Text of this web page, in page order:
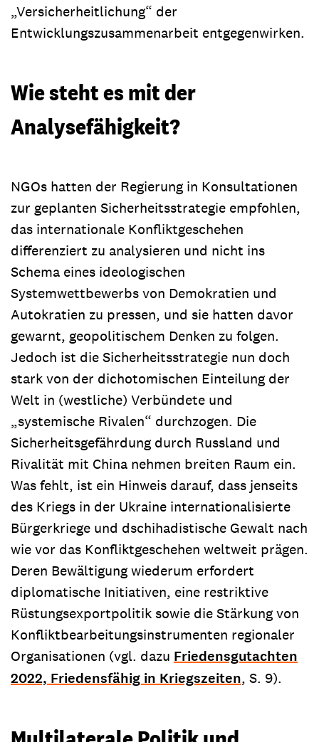
„Versicherheitlichung“ der
Entwicklungszusammenarbeit entgegenwirken.
Wie steht es mit der
Analysefähigkeit?
NGOs hatten der Regierung in Konsultationen
zur geplanten Sicherheitsstrategie empfohlen,
das internationale Konfliktgeschehen
differenziert zu analysieren und nicht ins
Schema eines ideologischen
Systemwettbewerbs von Demokratien und
Autokratien zu pressen, und sie hatten davor
gewarnt, geopolitischem Denken zu folgen.
Jedoch ist die Sicherheitsstrategie nun doch
stark von der dichotomischen Einteilung der
Welt in (westliche) Verbündete und
„systemische Rivalen“ durchzogen. Die
Sicherheitsgefährdung durch Russland und
Rivalität mit China nehmen breiten Raum ein.
Was fehlt, ist ein Hinweis darauf, dass jenseits
des Kriegs in der Ukraine internationalisierte
Bürgerkriege und dschihadistische Gewalt nach
wie vor das Konfliktgeschehen weltweit prägen.
Deren Bewältigung wiederum erfordert
diplomatische Initiativen, eine restriktive
Rüstungsexportpolitik sowie die Stärkung von
Konfliktbearbeitungsinstrumenten regionaler
Organisationen (vgl. dazu Friedensgutachten
2022, Friedensfähig in Kriegszeiten, S. 9).